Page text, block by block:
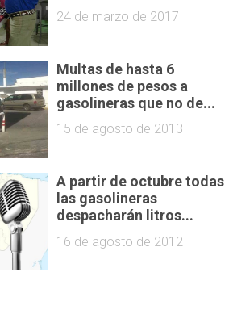
24 de marzo de 2017
Multas de hasta 6
millones de pesos a
gasolineras que no de...
15 de agosto de 2013
A partir de octubre todas
las gasolineras
despacharán litros...
16 de agosto de 2012